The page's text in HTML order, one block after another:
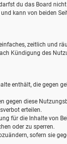
du das Board
kann von beiden
zeitlich und
Kündigung des
enthält, die gegen
gegen diese
erteilen.
für die Inhalte von
oder zu sperren.
sofern sie